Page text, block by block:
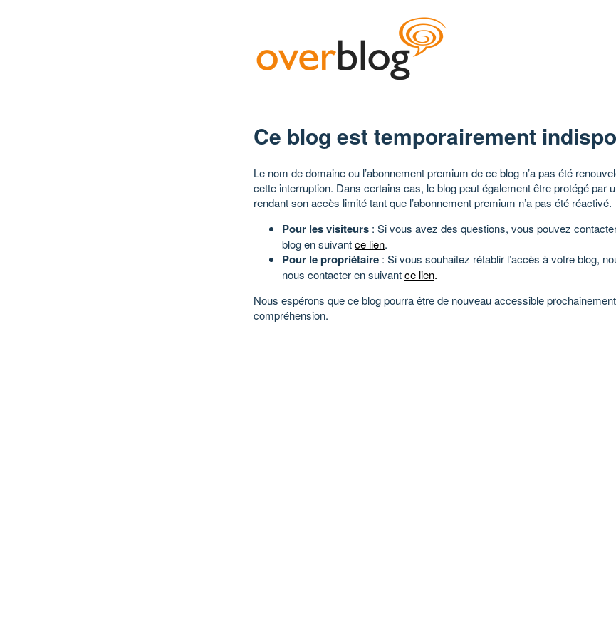
Ce blog est temporairement
Le nom de domaine ou l’abonnement premium de ce blog n’a pas été
cette interruption. Dans certains cas, le blog peut également être protégé par
rendant son accès limité tant que l’abonnement premium n’a pas été réactivé.
Pour les visiteurs : Si vous avez des questions, vous pouvez
blog en suivantce lien.
Pour le propriétaire : Si vous souhaitez rétablir l’accès à votre blog,
nous contacter en suivantce lien.
Nous espérons que ce blog pourra être de nouveau accessible
compréhension.